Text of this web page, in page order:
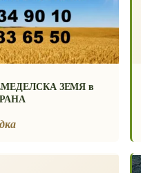
ЗЕМЯ в